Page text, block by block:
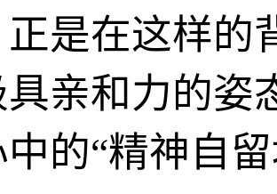
是在这样的
亲和力的姿
的“精神自